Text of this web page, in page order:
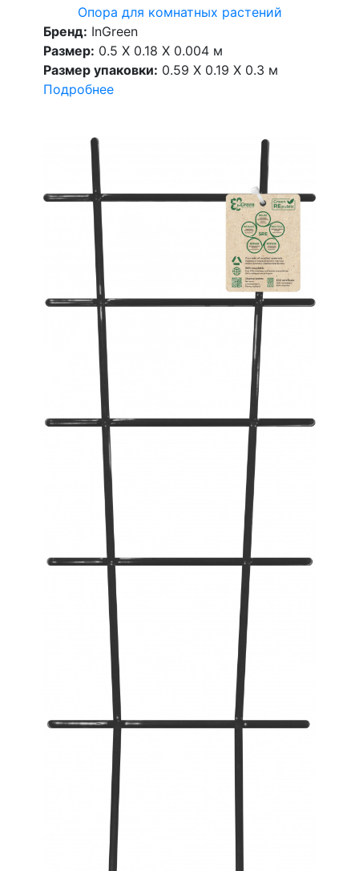
Опора для комнатных растений
Бренд: InGreen
Размер: 0.5 X 0.18 X 0.004 м
Размер упаковки: 0.59 X 0.19 X 0.3 м
Подробнее